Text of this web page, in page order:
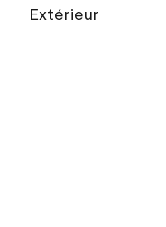
Extérieur